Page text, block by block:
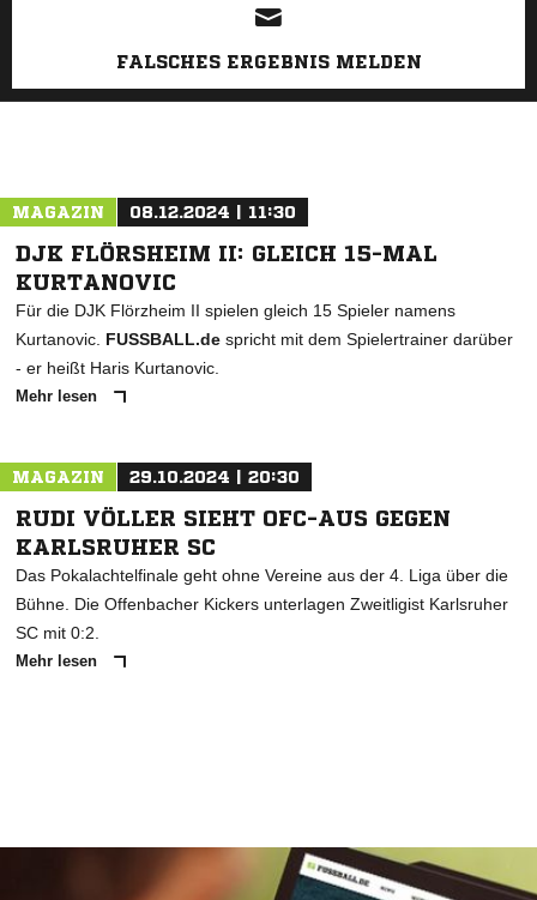
FALSCHES ERGEBNIS MELDEN
MAGAZIN 08.12.2024 | 11:30
DJK FLÖRSHEIM II: GLEICH 15-MAL
KURTANOVIC
Für die DJK Flörzheim II spielen gleich 15 Spieler namens
Kurtanovic. FUSSBALL.de spricht mit dem Spielertrainer darüber
- er heißt Haris Kurtanovic.
Mehr lesen
MAGAZIN 29.10.2024 | 20:30
RUDI VÖLLER SIEHT OFC-AUS GEGEN
KARLSRUHER SC
Das Pokalachtelfinale geht ohne Vereine aus der 4. Liga über die
Bühne. Die Offenbacher Kickers unterlagen Zweitligist Karlsruher
SC mit 0:2.
Mehr lesen